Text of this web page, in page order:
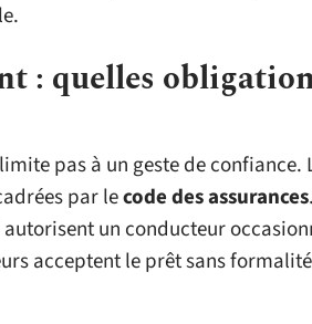
: quelles
pas à un geste de confiance.
par lecode des assurances
un conducteur
acceptent le prêt sans